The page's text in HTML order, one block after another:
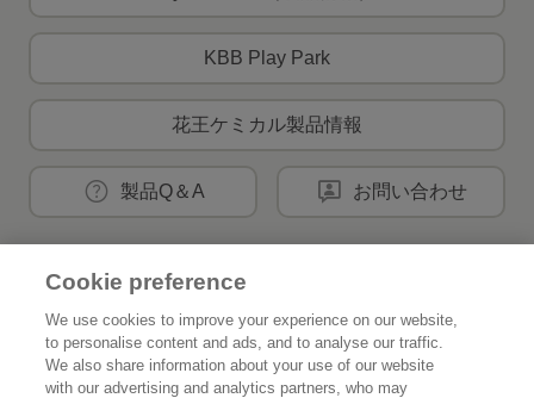
KBB Play Park
花王ケミカル製品情報
製品Q＆A お問い合わせ
花王公式SNSアカウント
Cookie preference
We use cookies to improve your experience on our website,
to personalise content and ads, and to analyse our traffic.
We also share information about your use of our website
with our advertising and analytics partners, who may